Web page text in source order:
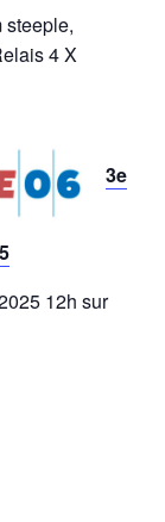
steeple,
4 X
3e
12h sur